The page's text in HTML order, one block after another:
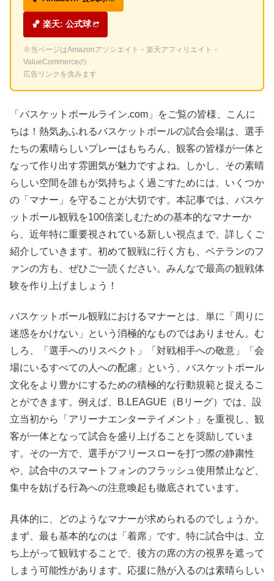
🏀 楽天: 公式球
※当ページはAmazonアソシエイト・楽天アフィリエイト・
ValueCommerceの
広告リンクを含みます
「バスケットボールライン.com」をご覧の皆様、こんに
ちは！熱気あふれるバスケットボールの試合会場は、選手
たちの素晴らしいプレーはもちろん、観客の皆様が一体と
なって作り出す雰囲気が魅力ですよね。しかし、その素晴
らしい空間を誰もが気持ちよく過ごすためには、いくつか
の「マナー」を守ることが大切です。本記事では、バスケ
ットボール観戦を100倍楽しむための基本的なマナーか
ら、近年特に重要視されている新しい視点まで、詳しくご
紹介していきます。初めて観戦に行く方も、ベテランのフ
ァンの方も、ぜひご一読ください。みんなで最高の観戦体
験を作り上げましょう！
バスケットボール観戦におけるマナーとは、単に「周りに
迷惑をかけない」という消極的なものではありません。む
しろ、「選手へのリスペクト」「対戦相手への敬意」「会
場にいるすべての人への配慮」という、バスケットボール
文化をより豊かにするための積極的な行動規範と捉えるこ
とができます。例えば、B.LEAGUE（Bリーグ）では、設
立当初から「アリーナエンターテイメント」を重視し、観
客が一体となって試合を盛り上げることを奨励していま
す。その一方で、選手がフリースローを打つ際の静粛性
や、試合中のスマートフォンのフラッシュ使用禁止など、
集中を妨げる行為への注意喚起も徹底されています。
具体的に、どのようなマナーが求められるのでしょうか。
まず、最も基本的なのは「着席」です。特に試合中は、立
ち上がって観戦することで、後方の席の方の視界を遮って
しまう可能性があります。応援に熱が入るのは素晴らしい